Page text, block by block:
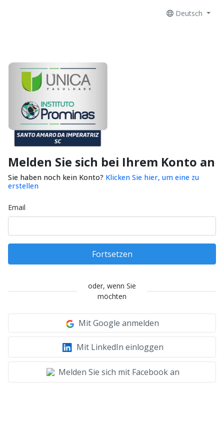
Deutsch
Melden Sie sich bei Ihrem Konto an
Sie haben noch kein Konto? Klicken Sie hier, um eine zu
erstellen
Email
Fortsetzen
oder, wenn Sie
möchten
Mit Google anmelden
Mit LinkedIn einloggen
Melden Sie sich mit Facebook an